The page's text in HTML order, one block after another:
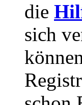
die
sich